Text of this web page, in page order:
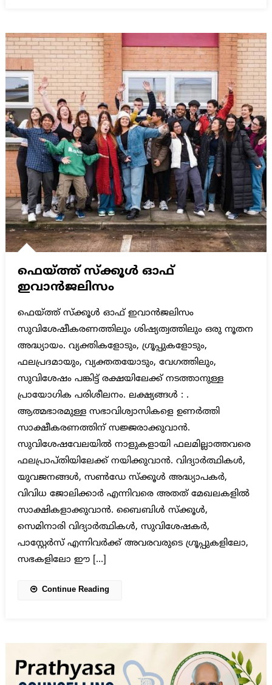
ഫെയ്ത്ത് സ്ക്കൂൾ ഓഫ്
ഇവാൻജലിസം
ഫെയ്ത്ത് സ്ക്കൂൾ ഓഫ് ഇവാൻജലിസം
സുവിശേഷീകരണത്തിലും ശിഷ്യത്വത്തിലും ഒരു നൂതന
അദ്ധ്യായം. വ്യക്തികളോടും, ഗ്രൂപ്പുകളോടും,
ഫലപ്രദമായും, വ്യക്തതയോടും, വേഗത്തിലും,
സുവിശേഷം പങ്കിട്ട് രക്ഷയിലേക്ക് നടത്താനുള്ള
പ്രായോഗിക പരിശീലനം. ലക്ഷ്യങ്ങൾ : .
ആത്മഭാരമുള്ള സഭാവിശ്വാസികളെ ഉണർത്തി
സാക്ഷീകരണത്തിന് സജ്ജരാക്കുവാൻ.
സുവിശേഷവേലയിൽ നാളുകളായി ഫലമില്ലാത്തവരെ
ഫലപ്രാപ്ത‌ിയിലേക്ക് നയിക്കുവാൻ. വിദ്യാർത്ഥികൾ,
യുവജനങ്ങൾ, സൺഡേ സ്ക്കൂൾ അദ്ധ്യാപകർ,
വിവിധ ജോലിക്കാർ എന്നിവരെ അതത് മേഖലകളിൽ
സാക്ഷികളാക്കുവാൻ. ബൈബിൾ സ്ക്കൂൾ,
സെമിനാരി വിദ്യാർത്ഥികൾ, സുവിശേഷകർ,
പാസ്റ്റേർസ് എന്നിവർക്ക് അവരവരുടെ ഗ്രൂപ്പുകളിലോ,
സഭകളിലോ ഈ […]
Continue Reading